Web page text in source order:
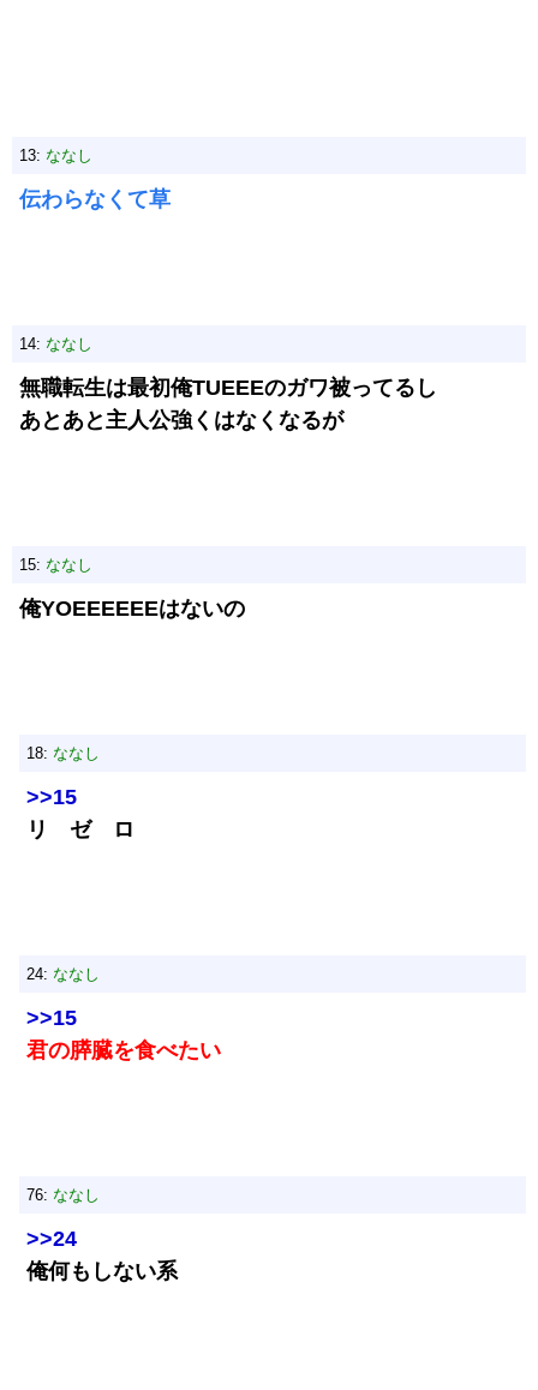
13: ななし
伝わらなくて草
14: ななし
無職転生は最初俺TUEEEのガワ被ってるし
あとあと主人公強くはなくなるが
15: ななし
俺YOEEEEEEはないの
18: ななし
>>15
リ ゼ ロ
24: ななし
>>15
君の膵臓を食べたい
76: ななし
>>24
俺何もしない系